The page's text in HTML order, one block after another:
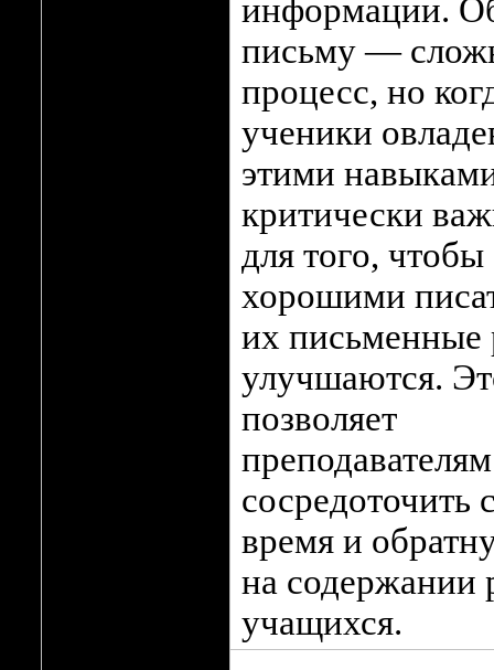
информации.
письму —
процесс, но
ученики
этими
критически
для того, чтобы
хорошими
их письменные
улучшаются.
позволяет
преподавателям
сосредоточить
время и
на содержании
учащихся.